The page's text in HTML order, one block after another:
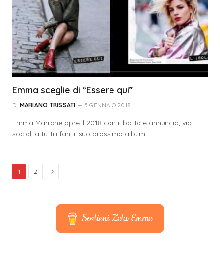
Emma sceglie di “Essere qui”
DI MARIANO TRISSATI 5 GENNAIO 2018
Emma Marrone apre il 2018 con il botto e annuncia, via
social, a tutti i fan, il suo prossimo album…
1 2 Successivo
Sostieni Zeta Emme